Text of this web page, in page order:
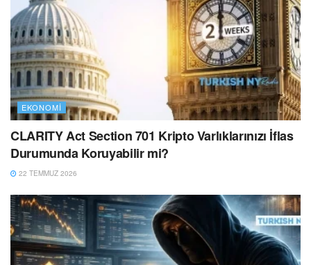
EKONOMI
CLARITY Act Section 701 Kripto Varlıklarınızı İflas
Durumunda Koruyabilir mi?
22 TEMMUZ 2026